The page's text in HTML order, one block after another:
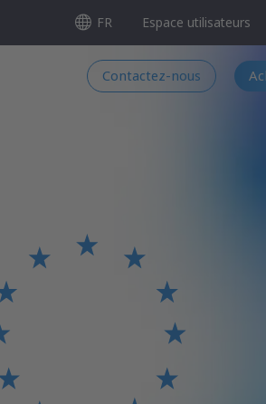
FR Espace utilisateurs
Contactez-nous